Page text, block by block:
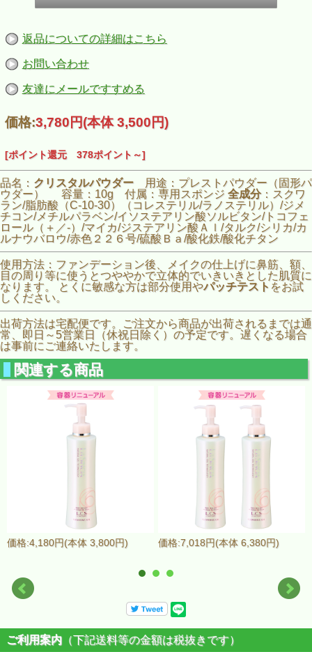
返品についての詳細はこちら
お問い合わせ
友達にメールですすめる
価格:3,780円(本体 3,500円)
[ポイント還元 378ポイント～]
品名： クリスタルパウダー 用途：プレストパウダー（固形パ
ウダー） 容量：10g 付属：専用スポンジ 全成分：スクワ
ラン/脂肪酸（C-10-30）（コレステリル/ラノステリル）/ジメ
チコン/メチルパラベン/イソステアリン酸ソルビタン/トコフェ
ロール（＋／-）/マイカ/ジステアリン酸Ａｌ/タルク/シリカ/カ
ルナウバロウ/赤色２２６号/硫酸Ｂａ/酸化鉄/酸化チタン
使用方法：ファンデーション後、メイクの仕上げに鼻筋、額、
目の周り等に使うとつややかで立体的でいきいきとした肌質に
なります。 とくに敏感な方は部分使用やパッチテスト をお試
しください。
出荷方法は宅配便です。ご注文から商品が出荷されるまでは通
常、即日～5営業日（休祝日除く）の予定です。遅くなる場合
は事前にご連絡いたします。
関連する商品
価格:4,180円(本体 3,800円) 価格:7,018円(本体 6,380円)
ご利用案内 （下記送料等の金額は税抜きです）